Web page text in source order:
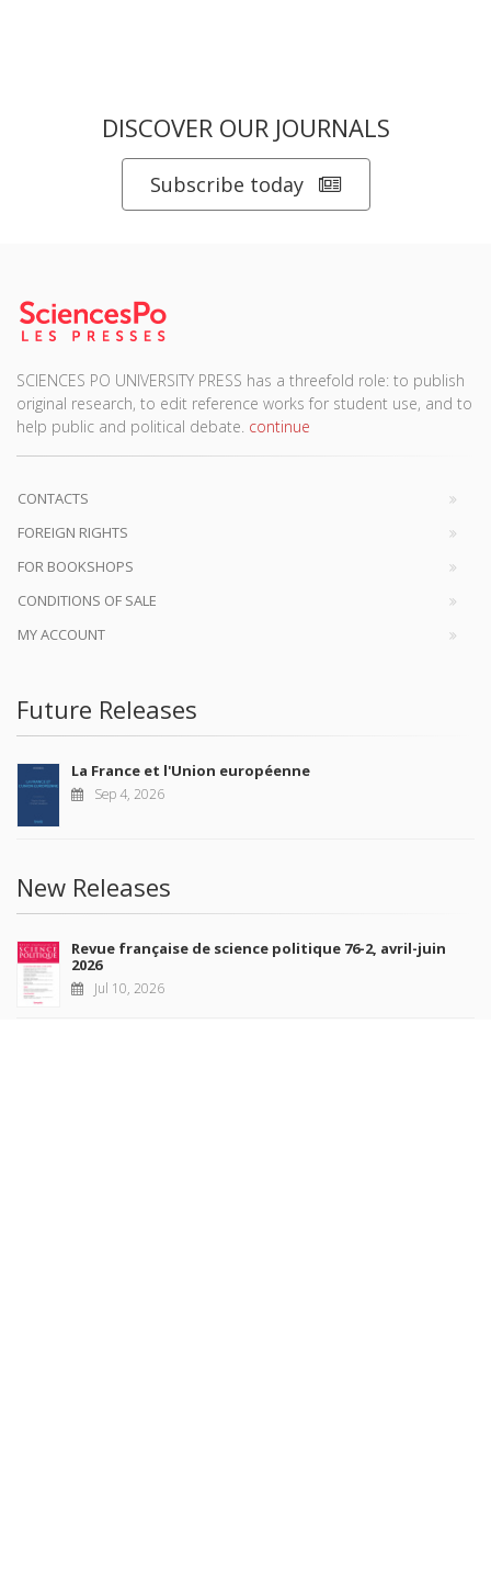
DISCOVER OUR JOURNALS
Subscribe today
SCIENCES PO UNIVERSITY PRESS has a threefold role: to publish
original research, to edit reference works for student use, and to
help public and political debate. continue
CONTACTS
FOREIGN RIGHTS
FOR BOOKSHOPS
CONDITIONS OF SALE
MY ACCOUNT
Future Releases
La France et l'Union européenne
Sep 4, 2026
New Releases
Revue française de science politique 76-2, avril-juin
2026
Jul 10, 2026